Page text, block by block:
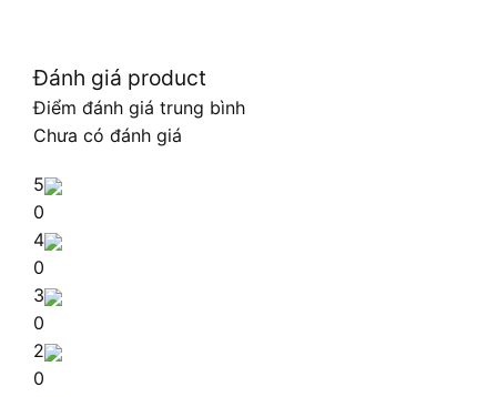
Đánh giá product
Điểm đánh giá trung bình
Chưa có đánh giá
5
0
4
0
3
0
2
0